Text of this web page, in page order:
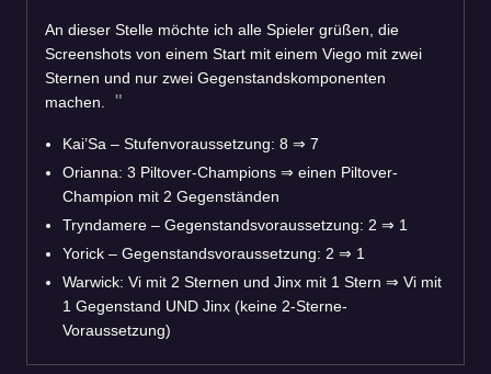
An dieser Stelle möchte ich alle Spieler grüßen, die
Screenshots von einem Start mit einem Viego mit zwei
Sternen und nur zwei Gegenstandskomponenten
machen.
Kai’Sa – Stufenvoraussetzung: 8 ⇒ 7
Orianna: 3 Piltover-Champions ⇒ einen Piltover-
Champion mit 2 Gegenständen
Tryndamere – Gegenstandsvoraussetzung: 2 ⇒ 1
Yorick – Gegenstandsvoraussetzung: 2 ⇒ 1
Warwick: Vi mit 2 Sternen und Jinx mit 1 Stern ⇒ Vi mit
1 Gegenstand UND Jinx (keine 2-Sterne-
Voraussetzung)